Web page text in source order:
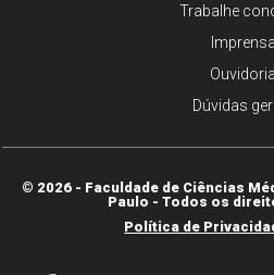
Trabalhe
Imprensa
Ouvidoria
Dúvidas
© 2026 - Faculdade de Ciências
Paulo - Todos os
Política de